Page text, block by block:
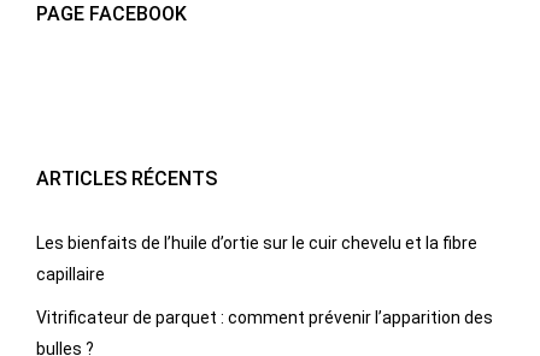
PAGE FACEBOOK
ARTICLES RÉCENTS
Les bienfaits de l’huile d’ortie sur le cuir chevelu et la fibre
capillaire
Vitrificateur de parquet : comment prévenir l’apparition des
bulles ?